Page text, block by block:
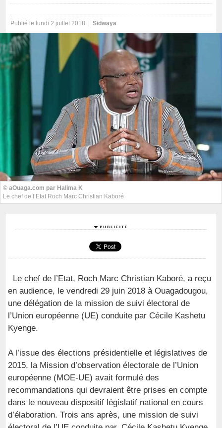
Publié le lundi 2 juillet 2018 | Sidwaya
© aOuaga.com par Halima K
Le chef de l’Etat Roch Marc Christian Kaboré
Le chef de l’Etat, Roch Marc Christian Kaboré, a reçu
en audience, le vendredi 29 juin 2018 à Ouagadougou,
une délégation de la mission de suivi électoral de
l’Union européenne (UE) conduite par Cécile Kashetu
Kyenge.
A l’issue des élections présidentielle et législatives de
2015, la Mission d’observation électorale de l’Union
européenne (MOE-UE) avait formulé des
recommandations qui devraient être prises en compte
dans le nouveau dispositif législatif national en cours
d’élaboration. Trois ans après, une mission de suivi